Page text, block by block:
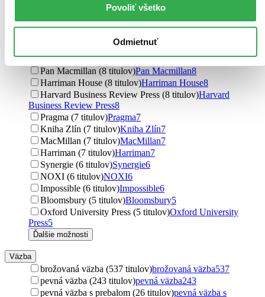
Povoliť všetko
Odmietnuť
Práh10
Cornerstone (10 titulov)Cornerstone10
Management Press (8 titulov)Management Press
Hodder and Stoughton (8 titulov)Hodder and Stoughton8
Pan Macmillan (8 titulov)Pan Macmillan8
Harriman House (8 titulov)Harriman House8
Harvard Business Review Press (8 titulov)Harvard
Business Review Press8
Pragma (7 titulov)Pragma7
Kniha Zlín (7 titulov)Kniha Zlín7
MacMillan (7 titulov)MacMillan7
Harriman (7 titulov)Harriman7
Synergie (6 titulov)Synergie6
NOXI (6 titulov)NOXI6
Impossible (6 titulov)Impossible6
Bloomsbury (5 titulov)Bloomsbury5
Oxford University Press (5 titulov)Oxford University
Press5
Ďalšie možnosti
Väzba
brožovaná väzba (537 titulov)brožovaná väzba537
pevná väzba (243 titulov)pevná väzba243
pevná väzba s prebalom (26 titulov)pevná väzba s